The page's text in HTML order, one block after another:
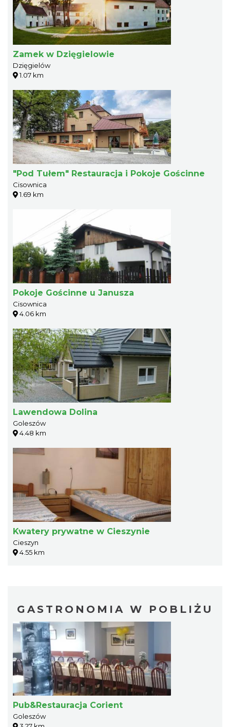
Zamek w Dzięgielowie
Dzięgielów
1.07 km
"Pod Tułem" Restauracja i Pokoje Gościnne
Cisownica
1.69 km
Pokoje Gościnne u Janusza
Cisownica
4.06 km
Lawendowa Dolina
Goleszów
4.48 km
Kwatery prywatne w Cieszynie
Cieszyn
4.55 km
GASTRONOMIA W POBLIŻU
Pub&Restauracja Corient
Goleszów